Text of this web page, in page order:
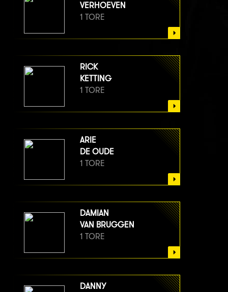
VERHOEVEN
1 TORE
RICK
KETTING
1 TORE
ARIE
DE OUDE
1 TORE
DAMIAN
VAN BRUGGEN
1 TORE
DANNY